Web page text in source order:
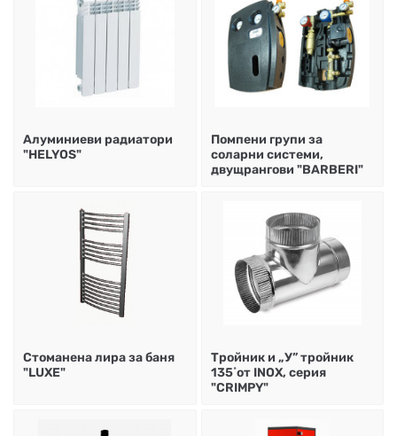
Алуминиеви радиатори
"HELYOS"
Помпени групи за
соларни системи,
двущрангови "BARBERI"
Стоманена лира за баня
"LUXE"
Тройник и „У” тройник
135˚от INOX, серия
"CRIMPY"